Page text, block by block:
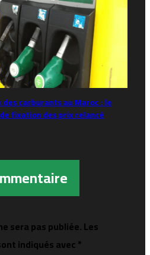
carburants au Maroc : le
fixation des prix relancé
sera pas publiée.Les
indiqués avec*